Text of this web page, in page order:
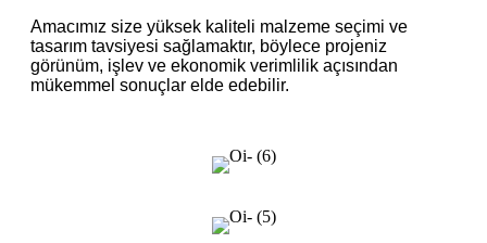
Amacımız size yüksek kaliteli malzeme seçimi ve
tasarım tavsiyesi sağlamaktır, böylece projeniz
görünüm, işlev ve ekonomik verimlilik açısından
mükemmel sonuçlar elde edebilir.